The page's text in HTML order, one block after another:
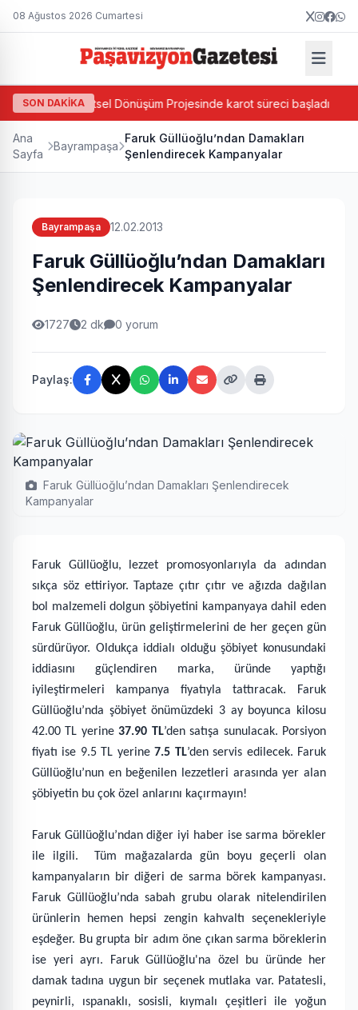
08 Ağustos 2026 Cumartesi
SON DAKİKA
Bazlı Kentsel Dönüşüm Projesinde karot süreci başladı
Ana
Sayfa
Bayrampaşa
Faruk Güllüoğlu’ndan Damakları
Şenlendirecek Kampanyalar
Bayrampaşa 12.02.2013
Faruk Güllüoğlu’ndan Damakları
Şenlendirecek Kampanyalar
1727 2 dk 0 yorum
Paylaş:
Faruk Güllüoğlu’ndan Damakları Şenlendirecek
Kampanyalar
Faruk Güllüoğlu, lezzet promosyonlarıyla da adından
sıkça söz ettiriyor. Taptaze çıtır çıtır ve ağızda dağılan
bol malzemeli dolgun şöbiyetini kampanyaya dahil eden
Faruk Güllüoğlu, ürün geliştirmelerini de her geçen gün
sürdürüyor. Oldukça iddialı olduğu şöbiyet konusundaki
iddiasını güçlendiren marka, üründe yaptığı
iyileştirmeleri kampanya fiyatıyla tattıracak. Faruk
Güllüoğlu’nda şöbiyet önümüzdeki 3 ay boyunca kilosu
42.00 TL yerine37.90 TL’den satışa sunulacak. Porsiyon
fiyatı ise 9.5 TL yerine7.5 TL’den servis edilecek. Faruk
Güllüoğlu’nun en beğenilen lezzetleri arasında yer alan
şöbiyetin bu çok özel anlarını kaçırmayın!
Faruk Güllüoğlu’ndan diğer iyi haber ise sarma börekler
ile ilgili.
Tüm mağazalarda gün boyu geçerli olan
kampanyaların bir diğeri de sarma börek kampanyası.
Faruk Güllüoğlu’nda sabah grubu olarak nitelendirilen
ürünlerin hemen hepsi zengin kahvaltı seçenekleriyle
eşdeğer. Bu grupta bir adım öne çıkan sarma böreklerin
ise yeri ayrı. Faruk Güllüoğlu'na özel bu üründe her
damak tadına uygun bir seçenek mutlaka var. Patatesli,
peynirli, ıspanaklı, sosisli, kıymalı çeşitleri ile yoğun